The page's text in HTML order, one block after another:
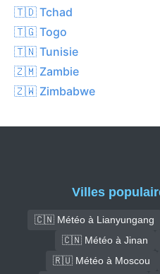
🇹🇩 Tchad
🇹🇬 Togo
🇹🇳 Tunisie
🇿🇲 Zambie
🇿🇼 Zimbabwe
Villes
🇨🇳 Météo à Lianyungang
🇨🇳 Météo à Jinan
🇷🇺 Météo à Moscou